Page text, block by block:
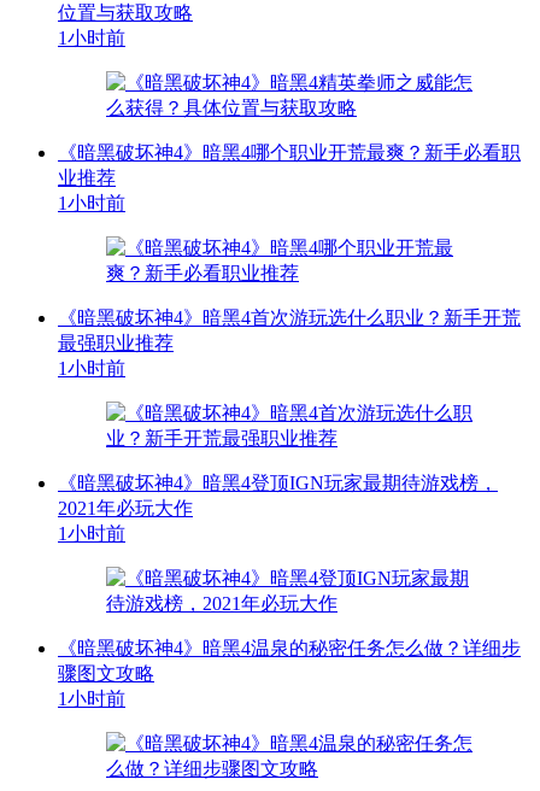
位置与获取攻略
1小时前
《暗黑破坏神4》暗黑4哪个职业开荒最爽？新手必看职
业推荐
1小时前
《暗黑破坏神4》暗黑4首次游玩选什么职业？新手开荒
最强职业推荐
1小时前
《暗黑破坏神4》暗黑4登顶IGN玩家最期待游戏榜，
2021年必玩大作
1小时前
《暗黑破坏神4》暗黑4温泉的秘密任务怎么做？详细步
骤图文攻略
1小时前